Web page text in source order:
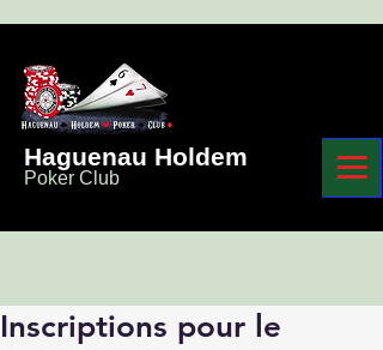
Haguenau Holdem
Poker Club
Inscriptions pour le